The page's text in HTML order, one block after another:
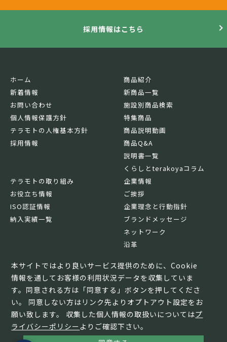
本サイトではより良いサービス提供のために、Cookie
情報を通してお客様の利用状況データを収集していま
す。同意される方は「同意する」ボタンを押してくださ
い。 同意しない方はリンク先よりオプトアウト設定をお
願い致します。 収集した個人情報の取扱いについてはプ
ライバシーポリシー よりご確認下さい。
採用情報はこちら
ホーム
新着情報
お問い合わせ
個人情報保護方針
テラモトの人権基本方針
採用情報
商品紹介
新商品一覧
施設別商品検索
特集商品
商品説明動画
商品Q&A
説明書一覧
くらしとterakoyaコラム
テラモトの取り組み
お役立ち情報
ISO認証情報
納入実績一覧
企業情報
ご挨拶
企業理念と行動指針
ブランドメッセージ
ネットワーク
沿革